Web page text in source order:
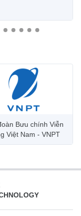
Bưu chính Viễn
Việt Nam - VNPT